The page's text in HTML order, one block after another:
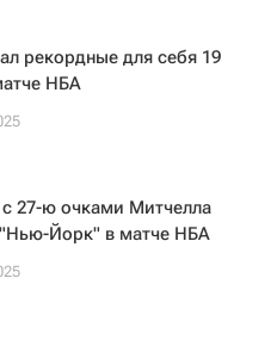
рекордные для себя 19
НБА
27-ю очками Митчелла
Йорк" в матче НБА